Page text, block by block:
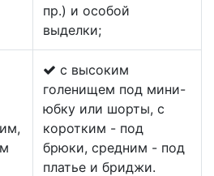
пр.) и особой
выделки;
с высоким
голенищем под мини-
юбку или шорты, с
коротким - под
брюки, средним - под
платье и бриджи.